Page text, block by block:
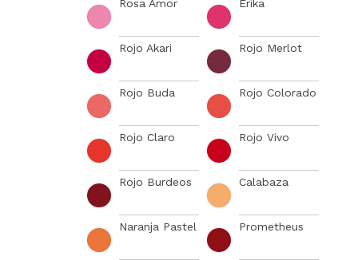
Rosa Amor Erika
Rojo Akari Rojo Merlot
Rojo Buda Rojo Colorado
Rojo Claro Rojo Vivo
Rojo Burdeos Calabaza
Naranja Pastel Prometheus